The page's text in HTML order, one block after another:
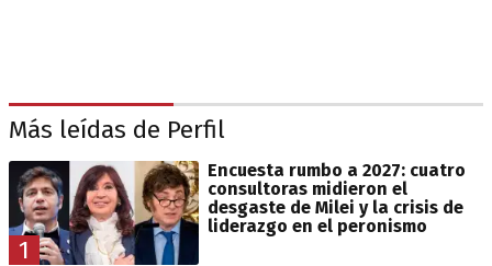
Más leídas de Perfil
1
Encuesta rumbo a 2027: cuatro
consultoras midieron el
desgaste de Milei y la crisis de
liderazgo en el peronismo